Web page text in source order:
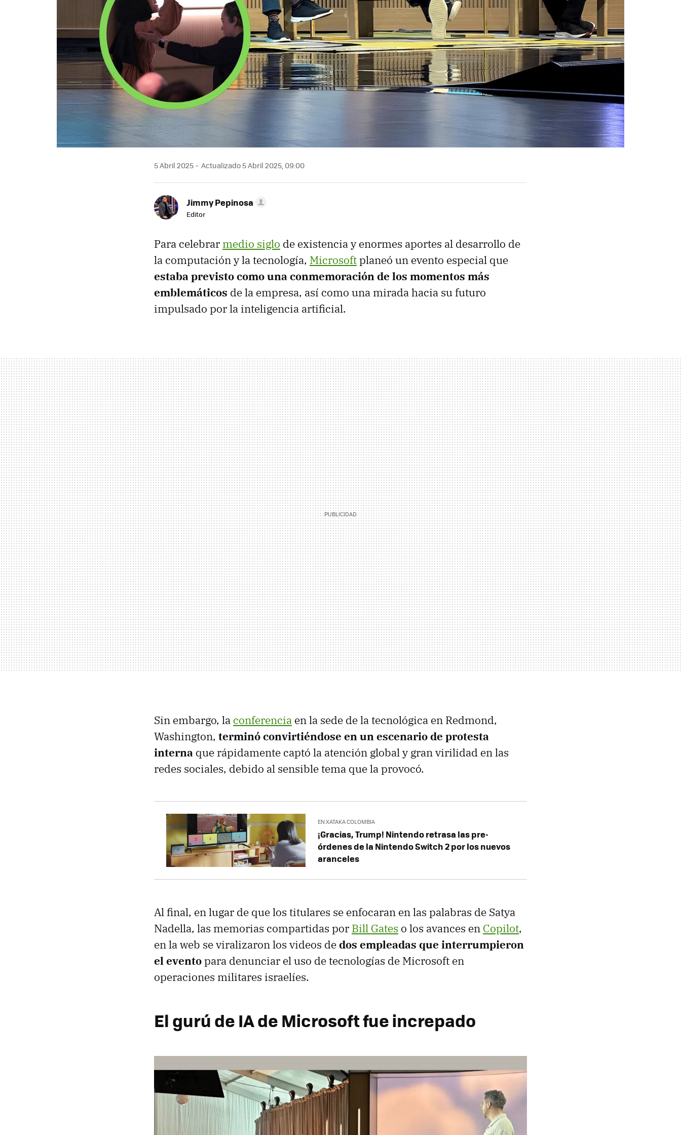
5 Abril 2025 Actualizado 5 Abril 2025, 09:00
Jimmy Pepinosa
Editor
Para celebrar medio siglo de existencia y enormes aportes al desarrollo de
la computación y la tecnología, Microsoftplaneó un evento especial que
estaba previsto como una conmemoración de los momentos más
emblemáticos de la empresa, así como una mirada hacia su futuro
impulsado por la inteligencia artificial.
Sin embargo, la conferencia en la sede de la tecnológica en Redmond,
Washington, terminó convirtiéndose en un escenario de protesta
interna que rápidamente captó la atención global y gran virilidad en las
redes sociales, debido al sensible tema que la provocó.
EN XATAKA COLOMBIA
¡Gracias, Trump! Nintendo retrasa las pre-
órdenes de la Nintendo Switch 2 por los nuevos
aranceles
Al final, en lugar de que los titulares se enfocaran en las palabras de Satya
Nadella, las memorias compartidas por Bill Gates o los avances en Copilot,
en la web se viralizaron los videos dedos empleadas que interrumpieron
el eventopara denunciar el uso de tecnologías de Microsoft en
operaciones militares israelíes.
El gurú de IA de Microsoft fue increpado